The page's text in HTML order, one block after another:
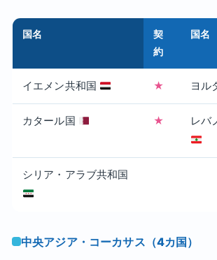
国名
契
約
国名
イエメン共和国 ★ ヨル
カタール国 ★ レバ
シリア・アラブ共和国
中央アジア・コーカサス（4カ国）